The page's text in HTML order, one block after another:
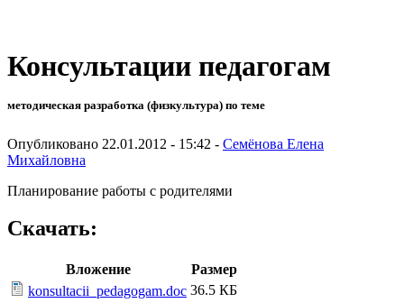
Консультации педагогам
методическая разработка (физкультура) по теме
Опубликовано 22.01.2012 - 15:42 - Семёнова Елена
Михайловна
Планирование работы с родителями
Скачать:
Вложение
Размер
konsultacii_pedagogam.doc 36.5 КБ